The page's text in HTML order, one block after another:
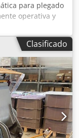
para plegado
operativa y
y perforación
robusto.
por vacío, con la
funcionamiento.
herramientas de
máximo de
la hoja: 80 x 100
8000 hojas/h
80-400 g/m²
Distancia entre
mm Alimentación
Clasificado